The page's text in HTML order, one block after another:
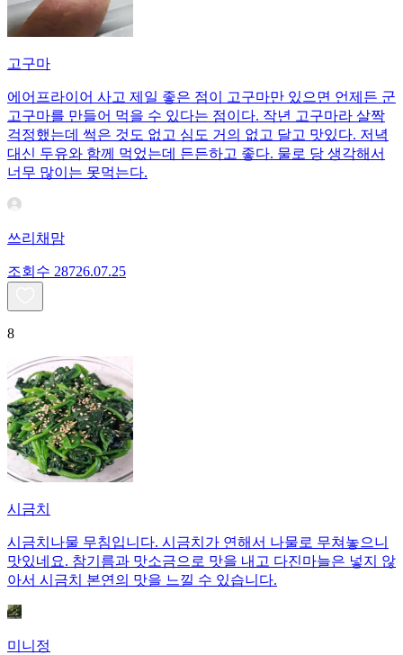
고구마
에어프라이어 사고 제일 좋은 점이 고구마만 있으면 언제든 군
고구마를 만들어 먹을 수 있다는 점이다. 작년 고구마라 살짝
걱정했는데 썩은 것도 없고 심도 거의 없고 달고 맛있다. 저녁
대신 두유와 함께 먹었는데 든든하고 좋다. 물로 당 생각해서
너무 많이는 못먹는다.
쓰리채맘
조회수 28726.07.25
8
시금치
시금치나물 무침입니다. 시금치가 연해서 나물로 무쳐놓으니
맛있네요. 참기름과 맛소금으로 맛을 내고 다진마늘은 넣지 않
아서 시금치 본연의 맛을 느낄 수 있습니다.
미니정